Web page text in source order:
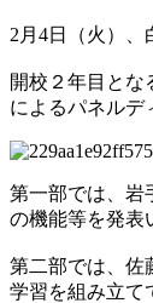
2月4日（火）、
開校２年目とな
によるパネルデ
第一部では、岩
の機能等を発表
第二部では、佐
学習を組み立て